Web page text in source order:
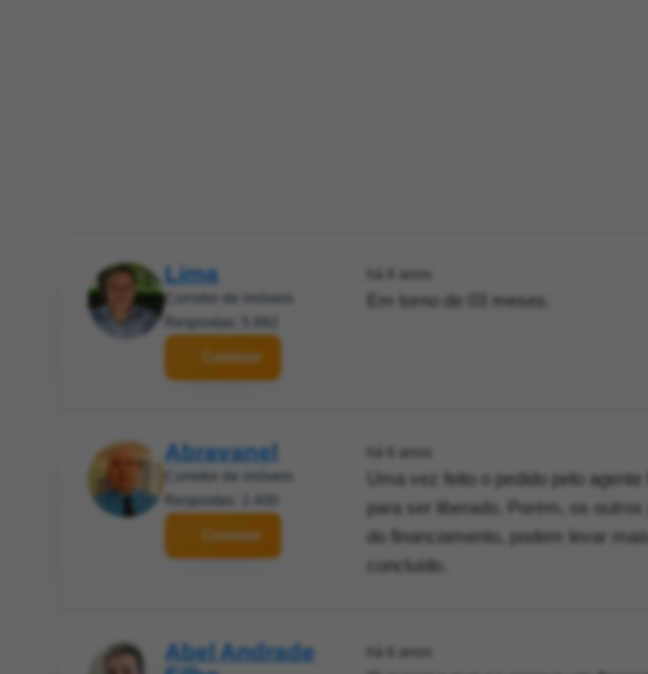
Lima
Corretor de imóveis
Respostas: 5.882
Contatar
há 6 anos
Em torno de 03 meses.
Abravanel
Corretor de imóveis
Respostas: 2.400
Contatar
há 6 anos
Uma vez feito o pedido pelo
para ser liberado. Porém, os
do financiamento, podem levar
concluído.
Abel Andrade
há 6 anos